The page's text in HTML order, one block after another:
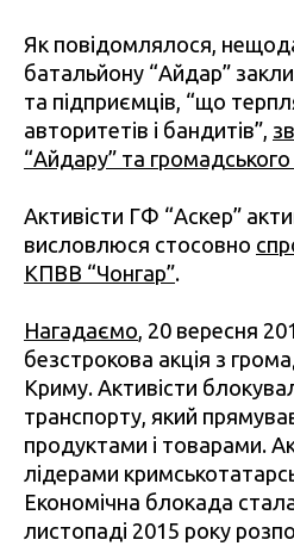
Як повідомлялося,
батальйону “Айдар”
та підприємців, “що
авторитетів і бандитів”,
“Айдару” та
Активісти ГФ “Аскер”
висловлюся стосовно
КПВВ “Чонгар”.
Нагадаємо, 20 вересня
безстрокова акція з
Криму. Активісти
транспорту, який
продуктами і товарами.
лідерами
Економічна блокада
листопаді 2015 року